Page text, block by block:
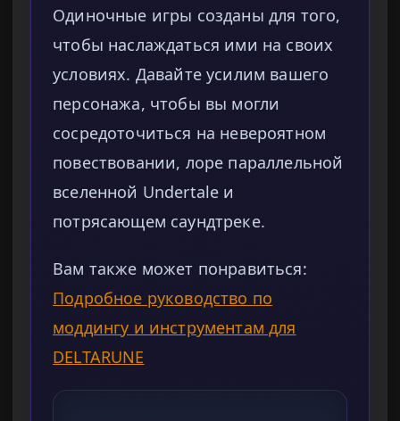
Одиночные игры созданы для того,
чтобы наслаждаться ими на своих
условиях. Давайте усилим вашего
персонажа, чтобы вы могли
сосредоточиться на невероятном
повествовании, лоре параллельной
вселенной Undertale и
потрясающем саундтреке.
Вам также может понравиться:
Подробное руководство по
моддингу и инструментам для
DELTARUNE